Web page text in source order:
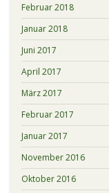
Februar 2018
Januar 2018
Juni 2017
April 2017
März 2017
Februar 2017
Januar 2017
November 2016
Oktober 2016